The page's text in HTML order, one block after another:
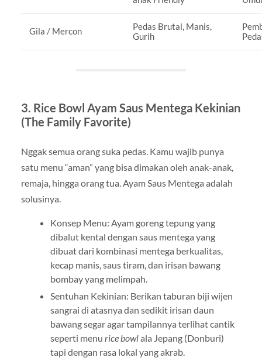
Gila / Mercon
Pedas Brutal, Manis,
Gurih
3. Rice Bowl Ayam Saus Mentega Kekinian
(The Family Favorite)
Nggak semua orang suka pedas. Kamu wajib punya
satu menu “aman” yang bisa dimakan oleh anak-anak,
remaja, hingga orang tua. Ayam Saus Mentega adalah
solusinya.
Konsep Menu: Ayam goreng tepung yang
dibalut kental dengan saus mentega yang
dibuat dari kombinasi mentega berkualitas,
kecap manis, saus tiram, dan irisan bawang
bombay yang melimpah.
Sentuhan Kekinian: Berikan taburan biji wijen
sangrai di atasnya dan sedikit irisan daun
bawang segar agar tampilannya terlihat cantik
seperti menu rice bowlala Jepang (Donburi)
tapi dengan rasa lokal yang akrab.